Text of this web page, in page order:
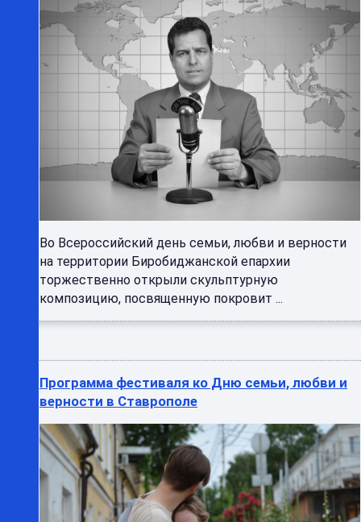
на территории Биробиджанской епархии
торжественно открыли скульптурную
композицию, посвященную покровит ...
верности в Ставрополе